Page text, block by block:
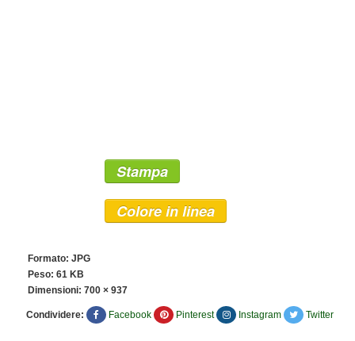
Stampa
Colore in linea
Formato: JPG
Peso: 61 KB
Dimensioni: 700 × 937
Condividere: Facebook Pinterest Instagram Twitter